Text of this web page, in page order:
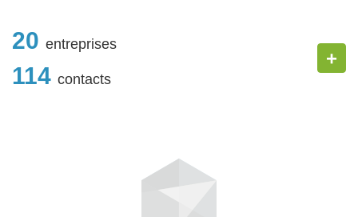
20 entreprises
114 contacts
+